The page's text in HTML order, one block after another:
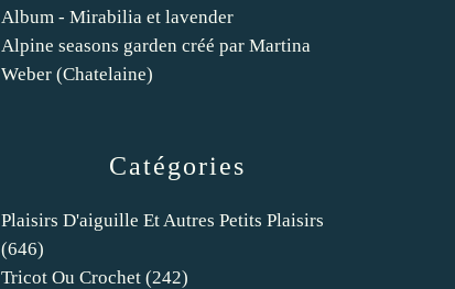
Catégories
Plaisirs D'aiguille Et Autres Petits Plaisirs
(646)
Tricot Ou Crochet (242)
Album - Mirabilia et lavender
Alpine seasons garden créé par Martina
Weber (Chatelaine)